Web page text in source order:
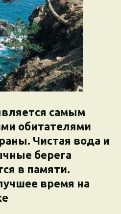
самым
обитателями
Чистая вода и
берега
в памяти.
время на